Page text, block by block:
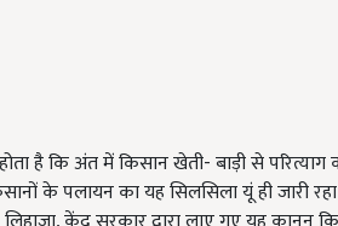
है कि अंत में किसान खेती- बाड़ी से
के पलायन का यह सिलसिला यूं ही जारी